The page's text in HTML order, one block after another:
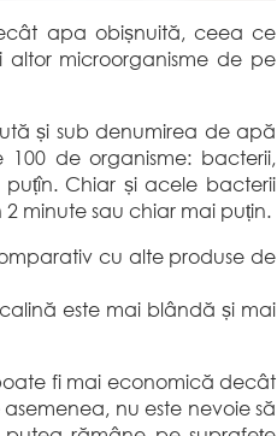
apa obișnuită, ceea ce
altor microorganisme de pe
și sub denumirea de apă
de organisme: bacterii,
puțîn. Chiar și acele bacterii
minute sau chiar mai puțin.
cu alte produse de
este mai blândă și mai
fi mai economică decât
nu este nevoie să